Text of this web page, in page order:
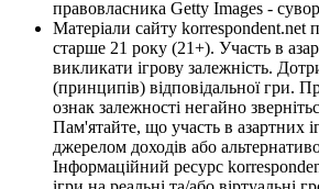
правовласника Getty Images -
Матеріали сайту korrespondent.net
старше 21 року (21+). Участь в
викликати ігрову залежність.
(принципів) відповідальної гри.
ознак залежності негайно
Пам'ятайте, що участь в азартних
джерелом доходів або
Інформаційний ресурс